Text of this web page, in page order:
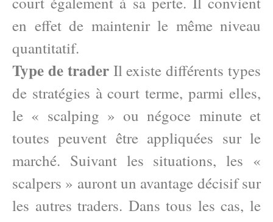
en effet de maintenir le même niveau
quantitatif.
Type de traderIl existe différents types
de stratégies à court terme, parmi elles,
le « scalping » ou négoce minute et
toutes peuvent être appliquées sur le
marché. Suivant les situations, les «
scalpers » auront un avantage décisif sur
les autres traders. Dans tous les cas, le